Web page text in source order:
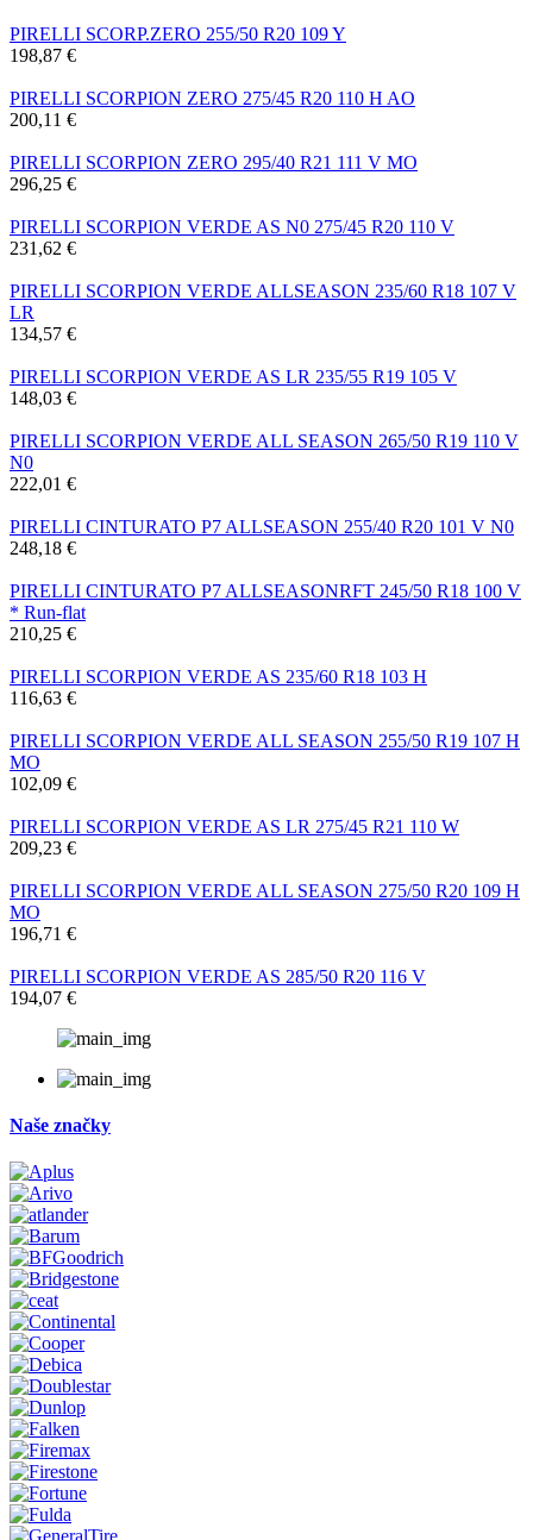
PIRELLI SCORP.ZERO 255/50 R20 109 Y
198,87 €
PIRELLI SCORPION ZERO 275/45 R20 110 H AO
200,11 €
PIRELLI SCORPION ZERO 295/40 R21 111 V MO
296,25 €
PIRELLI SCORPION VERDE AS N0 275/45 R20 110 V
231,62 €
PIRELLI SCORPION VERDE ALLSEASON 235/60 R18 107 V
LR
134,57 €
PIRELLI SCORPION VERDE AS LR 235/55 R19 105 V
148,03 €
PIRELLI SCORPION VERDE ALL SEASON 265/50 R19 110 V
N0
222,01 €
PIRELLI CINTURATO P7 ALLSEASON 255/40 R20 101 V N0
248,18 €
PIRELLI CINTURATO P7 ALLSEASONRFT 245/50 R18 100 V
* Run-flat
210,25 €
PIRELLI SCORPION VERDE AS 235/60 R18 103 H
116,63 €
PIRELLI SCORPION VERDE ALL SEASON 255/50 R19 107 H
MO
102,09 €
PIRELLI SCORPION VERDE AS LR 275/45 R21 110 W
209,23 €
PIRELLI SCORPION VERDE ALL SEASON 275/50 R20 109 H
MO
196,71 €
PIRELLI SCORPION VERDE AS 285/50 R20 116 V
194,07 €
Naše značky